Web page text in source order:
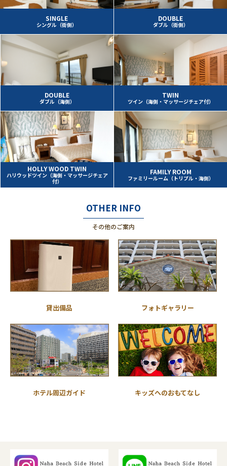
SINGLE
シングル（街側）
DOUBLE
ダブル（街側）
DOUBLE
ダブル（海側）
TWIN
ツイン（海側・マッサージチェア付）
HOLLY WOOD TWIN
ハリウッドツイン（海側・マッサージチェア
付）
FAMILY ROOM
ファミリールーム（トリプル・海側）
OTHER INFO
その他のご案内
貸出備品 フォトギャラリー
ホテル周辺ガイド キッズへのおもてなし